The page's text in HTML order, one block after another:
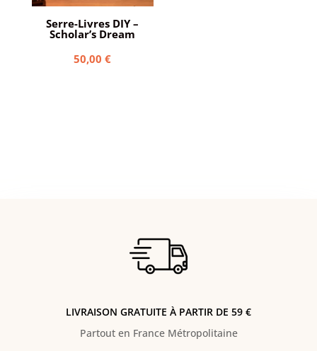
Serre-Livres DIY –
Scholar’s Dream
50,00€
LIVRAISON GRATUITE À PARTIR DE 59 €
Partout en France Métropolitaine